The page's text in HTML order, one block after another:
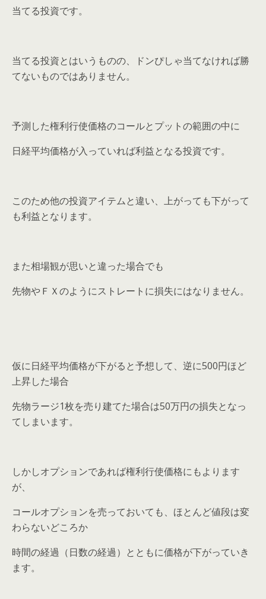
当てる投資です。
当てる投資とはいうものの、ドンぴしゃ当てなければ勝
てないものではありません。
予測した権利行使価格のコールとプットの範囲の中に
日経平均価格が入っていれば利益となる投資です。
このため他の投資アイテムと違い、上がっても下がって
も利益となります。
また相場観が思いと違った場合でも
先物やＦＸのようにストレートに損失にはなりません。
仮に日経平均価格が下がると予想して、逆に500円ほど
上昇した場合
先物ラージ1枚を売り建てた場合は50万円の損失となっ
てしまいます。
しかしオプションであれば権利行使価格にもよります
が、
コールオプションを売っておいても、ほとんど値段は変
わらないどころか
時間の経過（日数の経過）とともに価格が下がっていき
ます。